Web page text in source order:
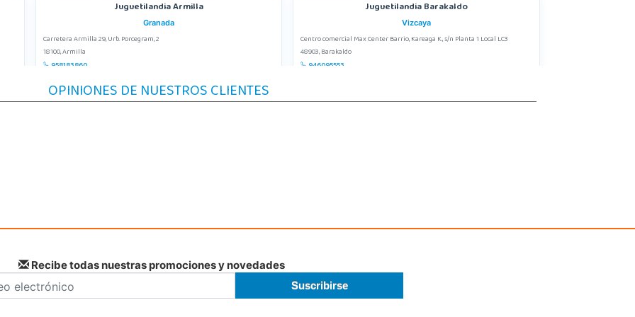
Juguetilandia Armilla
Granada
Carretera Armilla 29, Urb. Porcegram, 2
18100, Armilla
958183860
POCAS UNIDADES
Juguetilandia Barakaldo
Vizcaya
Centro comercial Max Center Barrio, Kareaga K., s/n Planta 1 Local LC3
48903, Barakaldo
946095553
POCAS UNIDADES
Juguetilandia Finestrat Juguetilandia Gines
OPINIONES DE NUESTROS CLIENTES
Recibe todas nuestras promociones y novedades